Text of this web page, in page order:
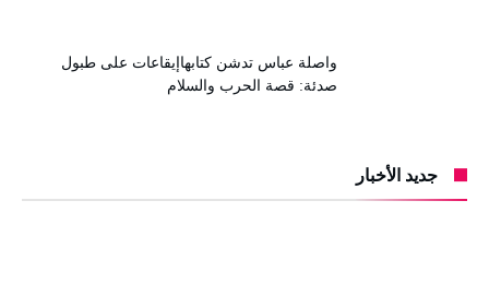
واصلة عباس تدشن كتابهاإيقاعات على طبول
صدئة: قصة الحرب والسلام
جديد الأخبار